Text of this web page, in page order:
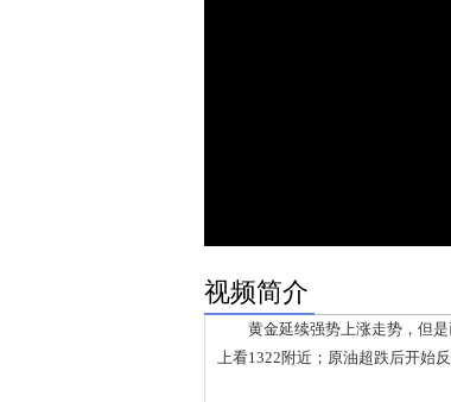
视频简介
黄金延续强势上涨走势，但是
上看1322附近；原油超跌后开始